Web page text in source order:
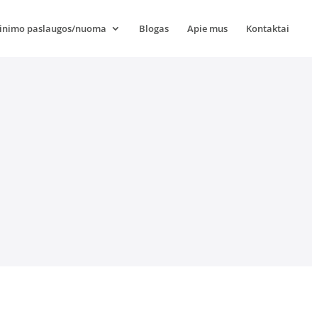
paslaugos/nuoma Blogas Apie mus Kontaktai